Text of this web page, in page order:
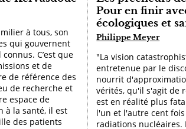
à tous, son
qui gouvernent
C’est que
et de
de référence des
de recherche et
espace de
à la santé, il est
des patients
Pour en finir
écologiques et
Philippe Meyer
"La vision
entretenue par le
nourrit
vérités, qu'il s'agit de
est en réalité plus
l'un et l'autre cent
radiations